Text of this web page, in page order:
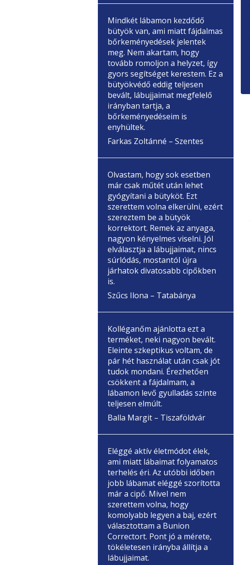
Mindkét lábamon kezdődő
bütyök van, ami miatt fájdalmas
bőrkeményedések jelentek
meg. Nem akartam, hogy
tovább romoljon a helyzet, így
gyors segítséget kerestem. Ez a
bütyökvédő eddig teljesen
bevált, lábujjaimat megfelelő
irányban tartja, a
bőrkeményedéseim is
enyhültek.
Farkas Zoltánné – Szentes
Olvastam, hogy sok esetben
már csak műtét után lehet
gyógyítani a bütyköt. Ezt
szerettem volna elkerülni, ezért
szereztem be a bütyök
korrektort. Remek az anyaga,
nagyon kényelmes viselni. Jól
elválasztja a lábujjaimat, nincs
súrlódás, mostantól újra
járhatok divatosabb cipőkben
is.
Szűcs Ilona – Tatabánya
Kolléganőm ajánlotta ezt a
terméket, neki nagyon bevált.
Eleinte szkeptikus voltam, de
pár hét használat után csak jót
tudok mondani. Érezhetően
csökkent a fájdalmam, a
lábamon levő gyulladás szinte
teljesen elmúlt.
Balla Margit – Tiszaföldvár
Eléggé aktív életmódot élek,
ami miatt lábaimat folyamatos
terhelés éri. Az utóbbi időben
jobb lábamat eléggé szorította
már a cipő. Mivel nem
szerettem volna, hogy
komolyabb legyen a baj, ezért
választottam a Bunion
Correctort. Pont jó a mérete,
tökéletesen irányba állítja a
lábujjaimat.